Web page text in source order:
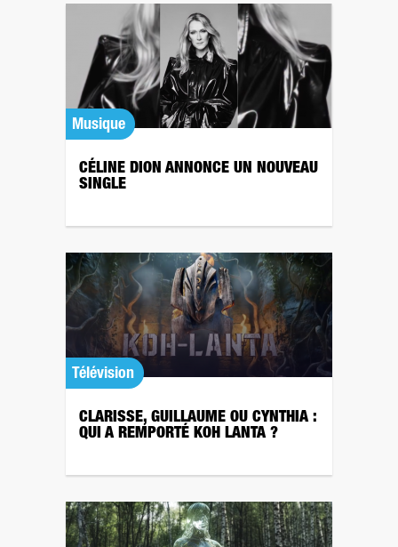
Musique
CÉLINE DION ANNONCE UN NOUVEAU
SINGLE
Télévision
CLARISSE, GUILLAUME OU CYNTHIA :
QUI A REMPORTÉ KOH LANTA ?